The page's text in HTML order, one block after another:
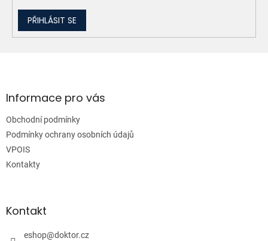
PŘIHLÁSIT SE
aInformace pro vás
Obchodní podmínky
Podmínky ochrany osobních údajů
VPOIS
Kontakty
Kontakt
eshop@doktor.cz